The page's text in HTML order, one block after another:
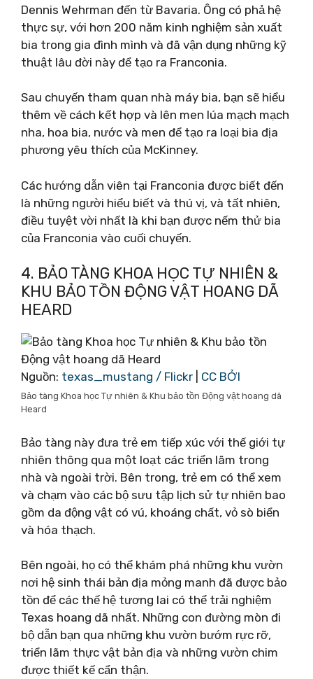
Dennis Wehrman đến từ Bavaria. Ông có phả hệ
thực sự, với hơn 200 năm kinh nghiệm sản xuất
bia trong gia đình mình và đã vận dụng những kỹ
thuật lâu đời này để tạo ra Franconia.
Sau chuyến tham quan nhà máy bia, bạn sẽ hiểu
thêm về cách kết hợp và lên men lúa mạch mạch
nha, hoa bia, nước và men để tạo ra loại bia địa
phương yêu thích của McKinney.
Các hướng dẫn viên tại Franconia được biết đến
là những người hiểu biết và thú vị, và tất nhiên,
điều tuyệt vời nhất là khi bạn được nếm thử bia
của Franconia vào cuối chuyến.
4. BẢO TÀNG KHOA HỌC TỰ NHIÊN &
KHU BẢO TỒN ĐỘNG VẬT HOANG DÃ
HEARD
Nguồn: texas_mustang / Flickr CC BỞI
Bảo tàng Khoa học Tự nhiên & Khu bảo tồn Động vật hoang dã
Heard
Bảo tàng này đưa trẻ em tiếp xúc với thế giới tự
nhiên thông qua một loạt các triển lãm trong
nhà và ngoài trời. Bên trong, trẻ em có thể xem
và chạm vào các bộ sưu tập lịch sử tự nhiên bao
gồm da động vật có vú, khoáng chất, vỏ sò biển
và hóa thạch.
Bên ngoài, họ có thể khám phá những khu vườn
nơi hệ sinh thái bản địa mỏng manh đã được bảo
tồn để các thế hệ tương lai có thể trải nghiệm
Texas hoang dã nhất. Những con đường mòn đi
bộ dẫn bạn qua những khu vườn bướm rực rỡ,
triển lãm thực vật bản địa và những vườn chim
được thiết kế cẩn thận.